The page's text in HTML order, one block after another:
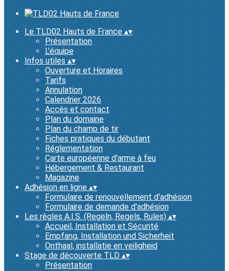
Le TLD02 Hauts de France ▴▾
Présentation
L'équipe
Infos utiles ▴▾
Ouverture et Horaires
Tarifs
Annulation
Calendrier 2026
Accès et contact
Plan du domaine
Plan du champ de tir
Fiches pratiques du débutant
Réglementation
Carte européenne d'arme à feu
Hébergement & Restaurant
Magazine
Adhésion en ligne ▴▾
Formulaire de renouvellement d'adhésion
Formulaire de demande d'adhésion
Les règles A.I.S. (Regeln, Regels, Rules) ▴▾
Accueil, Installation et Sécurité
Empfang, Installation und Sicherheit
Onthaal, installatie en veiligheid
Stage de découverte TLD ▴▾
Présentation